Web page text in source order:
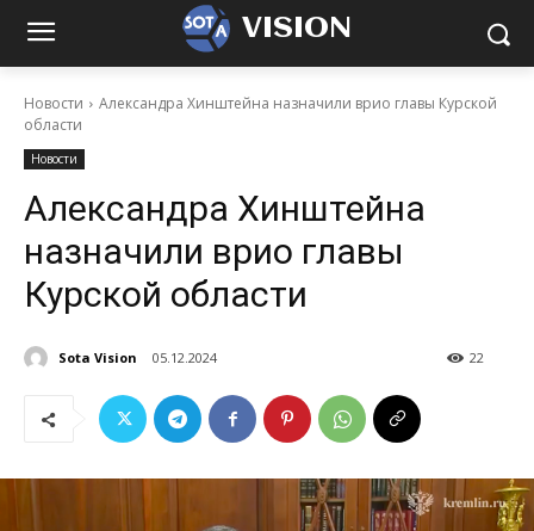
VISION
Новости
Александра Хинштейна назначили врио главы Курской
области
Новости
Александра Хинштейна
назначили врио главы
Курской области
Sota Vision 05.12.2024 22